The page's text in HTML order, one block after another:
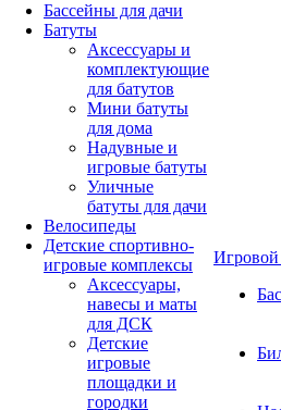
Бассейны для дачи
Батуты
Аксессуары и
комплектующие
для батутов
Мини батуты
для дома
Надувные и
игровые батуты
Уличные
батуты для дачи
Велосипеды
Детские спортивно-
игровые комплексы
Аксессуары,
навесы и маты
для ДСК
Детские
игровые
площадки и
городки
Игровой